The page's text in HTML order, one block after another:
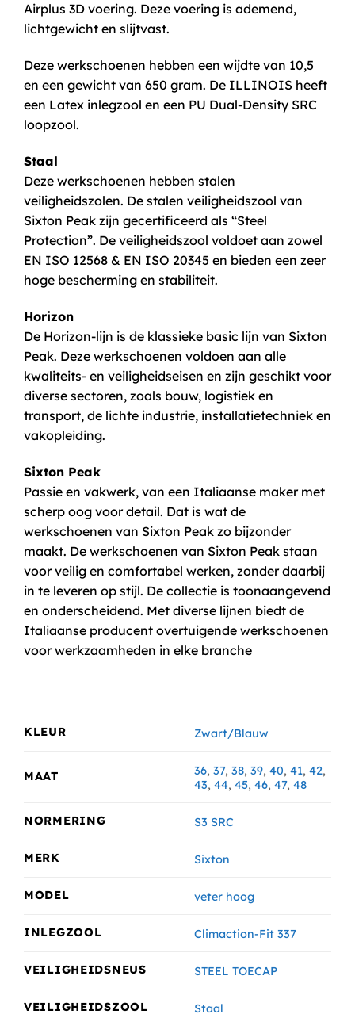
Airplus 3D voering. Deze voering is ademend,
lichtgewicht en slijtvast.
Deze werkschoenen hebben een wijdte van 10,5
en een gewicht van 650 gram. De ILLINOIS heeft
een Latex inlegzool en een PU Dual-Density SRC
loopzool.
Staal
Deze werkschoenen hebben stalen
veiligheidszolen. De stalen veiligheidszool van
Sixton Peak zijn gecertificeerd als “Steel
Protection”. De veiligheidszool voldoet aan zowel
EN ISO 12568 & EN ISO 20345 en bieden een zeer
hoge bescherming en stabiliteit.
Horizon
De Horizon-lijn is de klassieke basic lijn van Sixton
Peak. Deze werkschoenen voldoen aan alle
kwaliteits- en veiligheidseisen en zijn geschikt voor
diverse sectoren, zoals bouw, logistiek en
transport, de lichte industrie, installatietechniek en
vakopleiding.
Sixton Peak
Passie en vakwerk, van een Italiaanse maker met
scherp oog voor detail. Dat is wat de
werkschoenen van Sixton Peak zo bijzonder
maakt. De werkschoenen van Sixton Peak staan
voor veilig en comfortabel werken, zonder daarbij
in te leveren op stijl. De collectie is toonaangevend
en onderscheidend. Met diverse lijnen biedt de
Italiaanse producent overtuigende werkschoenen
voor werkzaamheden in elke branche
KLEUR Zwart/Blauw
MAAT 36,37,38,39,40,41,42,
43,44,45,46,47,48
NORMERING S3 SRC
MERK Sixton
MODEL veter hoog
INLEGZOOL Climaction-Fit 337
VEILIGHEIDSNEUS STEEL TOECAP
VEILIGHEIDSZOOL Staal